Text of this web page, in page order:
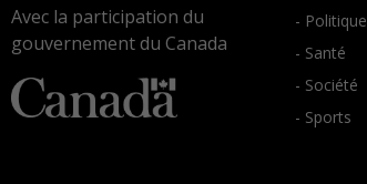
Avec la participation du
gouvernement du Canada
- Politique
- Santé
- Société
- Sports